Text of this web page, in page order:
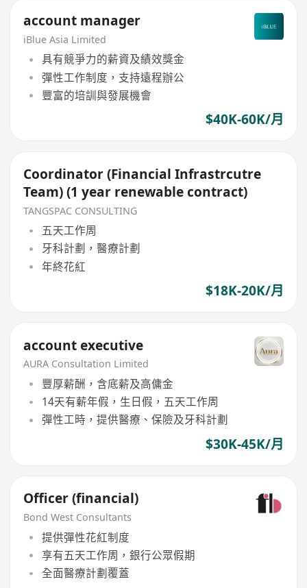
account manager
iBlue Asia Limited
具有競爭力的薪資及績效獎金
彈性工作制度，支持遠程辦公
豐富的培訓與發展機會
$40K-60K/月
Coordinator (Financial Infrastrcutre
Team) (1 year renewable contract)
TANGSPAC CONSULTING
五天工作周
牙科計劃，醫療計劃
年終花紅
$18K-20K/月
account executive
AURA Consultation Limited
豐厚薪酬，含底薪及高傭金
14天有薪年假，生日假，五天工作周
彈性工時，提供醫療、保險及牙科計劃
$30K-45K/月
Officer (financial)
Bond West Consultants
提供彈性花紅制度
享有五天工作周，銀行公眾假期
全面醫療計劃覆蓋